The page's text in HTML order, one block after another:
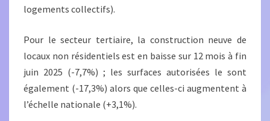
logements collectifs).
Pour le secteur tertiaire, la construction neuve de
locaux non résidentiels est en baisse sur 12 mois à fin
juin 2025 (-7,7%) ; les surfaces autorisées le sont
également (-17,3%) alors que celles-ci augmentent à
l’échelle nationale (+3,1%).